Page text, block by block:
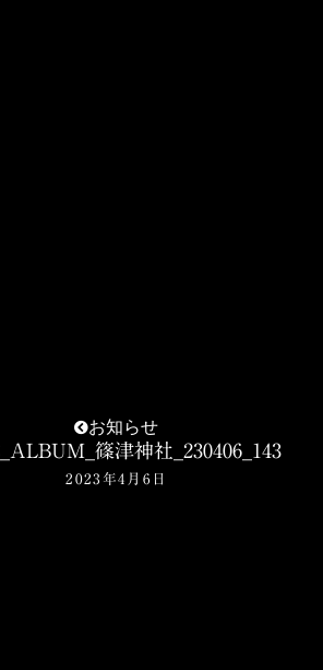
お知らせ
篠津神社_230406_143
2023年4月6日